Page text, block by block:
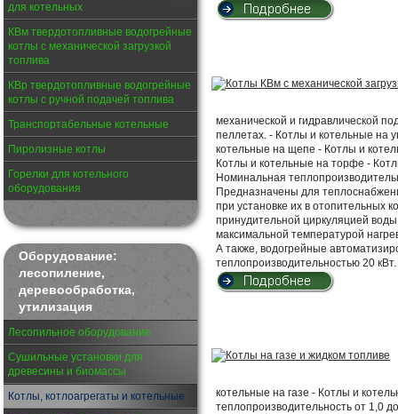
для котельных
КВм твердотопливные водогрейные
котлы с механической загрузкой
топлива
КВр твердотопливные водогрейные
котлы с ручной подачей топлива
Транспортабельные котельные
Пиролизные котлы
Горелки для котельного
оборудования
Оборудование:
лесопиление,
деревообработка,
утилизация
Лесопильное оборудование
Сушильные установки для
древесины и биомассы
Котлы, котлоагрегаты и котельные
механической и гидравлической
пеллетах. - Котлы и котельные на
котельные на щепе - Котлы и
Котлы и котельные на торфе -
Номинальная
Предназначены для
при установке их в отопительных
принудительной циркуляцией
максимальной температурой
А также, водогрейные
теплопроизводительностью 20 кВт.
котельные на газе - Котлы и
теплопроизводительность от 1,0